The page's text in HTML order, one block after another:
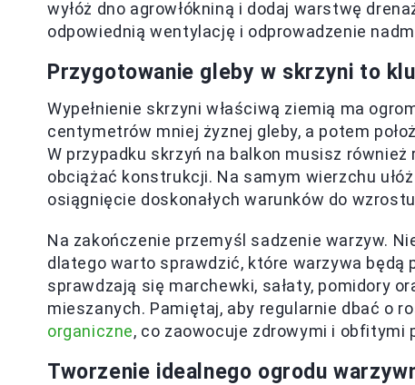
wyłóż dno agrowłókniną i dodaj warstwę
odpowiednią wentylację i odprowadzenie
Przygotowanie gleby w skrzyni to
Wypełnienie skrzyni właściwą ziemią ma
centymetrów mniej żyznej gleby, a potem
W przypadku skrzyń na balkon musisz
obciążać konstrukcji. Na samym wierzchu
osiągnięcie doskonałych warunków do
Na zakończenie przemyśl sadzenie warzyw.
dlatego warto sprawdzić, które warzywa będą
sprawdzają się marchewki, sałaty, pomidory
mieszanych. Pamiętaj, aby regularnie dbać o
organiczne, co zaowocuje zdrowymi i obfitymi
Tworzenie idealnego ogrodu